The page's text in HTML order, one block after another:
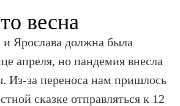
весна
Ярослава должна была
апреля, но пандемия внесла
Из-за переноса нам пришлось
сказке отправляться к 12